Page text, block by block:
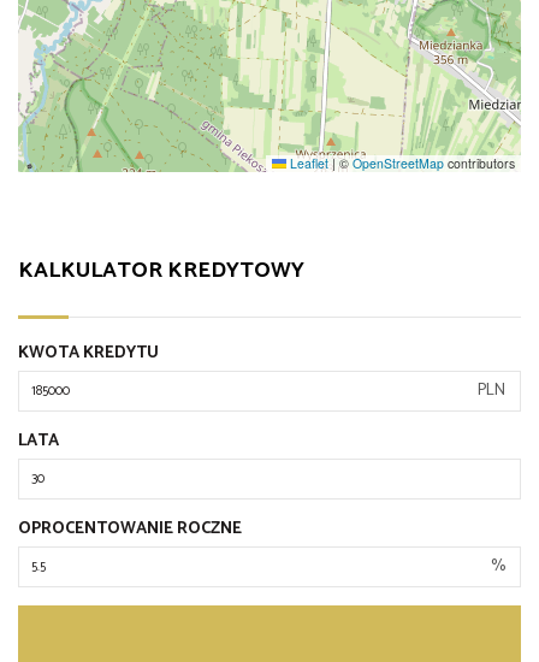
Leaflet |©OpenStreetMap contributors
KALKULATOR KREDYTOWY
KWOTA KREDYTU
PLN
LATA
OPROCENTOWANIE ROCZNE
%